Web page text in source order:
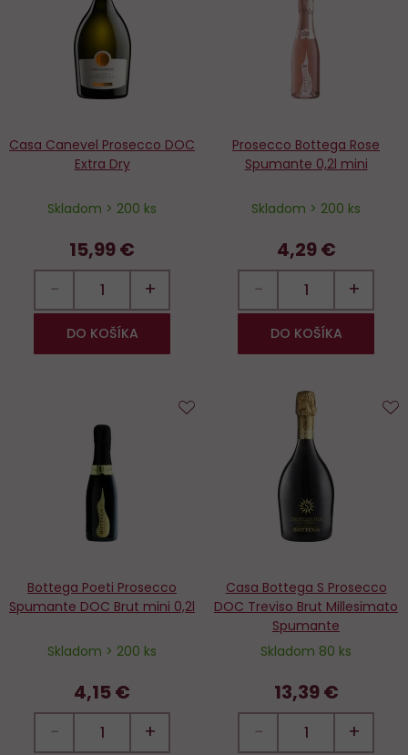
Casa Canevel Prosecco DOC
Extra Dry
Skladom > 200 ks
15,99 €
− +
DO KOŠÍKA
Prosecco Bottega Rose
Spumante 0,2l mini
Skladom > 200 ks
4,29 €
− +
DO KOŠÍKA
Bottega Poeti Prosecco
Spumante DOC Brut mini 0,2l
Skladom > 200 ks
4,15 €
− +
Casa Bottega S Prosecco
DOC Treviso Brut Millesimato
Spumante
Skladom 80 ks
13,39 €
− +